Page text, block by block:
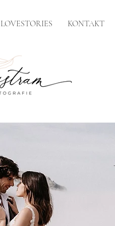
LOVESTORIES KONTAKT